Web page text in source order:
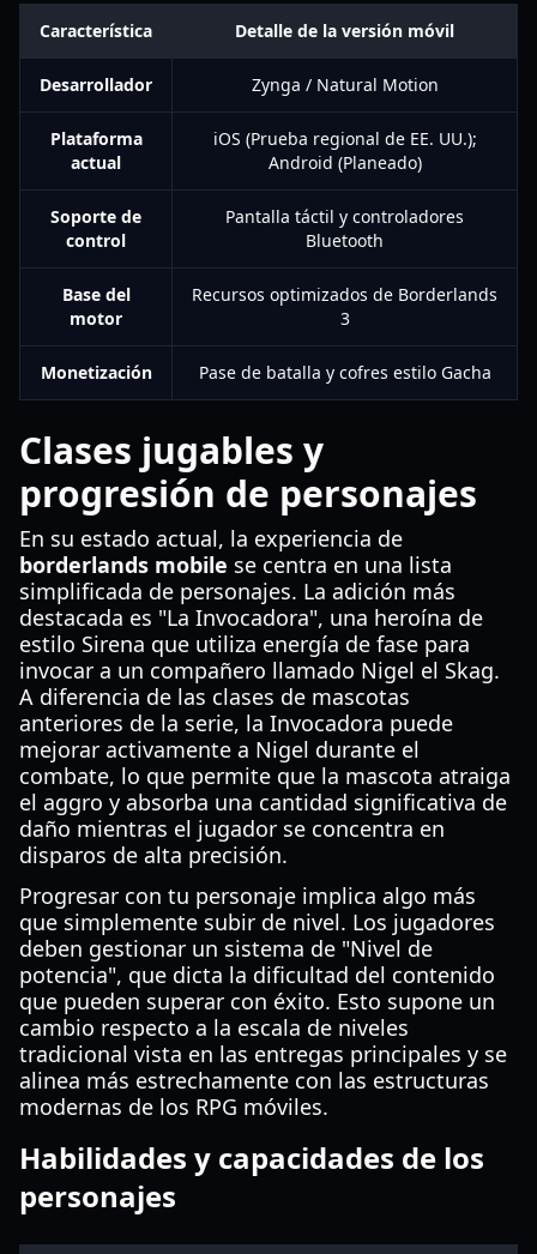
Característica Detalle de la versión móvil
Desarrollador Zynga / Natural Motion
Plataforma
actual
iOS (Prueba regional de EE. UU.);
Android (Planeado)
Soporte de
control
Pantalla táctil y controladores
Bluetooth
Base del
motor
Recursos optimizados de Borderlands
3
Monetización Pase de batalla y cofres estilo Gacha
Clases jugables y
progresión de personajes
En su estado actual, la experiencia de
borderlands mobile se centra en una lista
simplificada de personajes. La adición más
destacada es "La Invocadora", una heroína de
estilo Sirena que utiliza energía de fase para
invocar a un compañero llamado Nigel el Skag.
A diferencia de las clases de mascotas
anteriores de la serie, la Invocadora puede
mejorar activamente a Nigel durante el
combate, lo que permite que la mascota atraiga
el aggro y absorba una cantidad significativa de
daño mientras el jugador se concentra en
disparos de alta precisión.
Progresar con tu personaje implica algo más
que simplemente subir de nivel. Los jugadores
deben gestionar un sistema de "Nivel de
potencia", que dicta la dificultad del contenido
que pueden superar con éxito. Esto supone un
cambio respecto a la escala de niveles
tradicional vista en las entregas principales y se
alinea más estrechamente con las estructuras
modernas de los RPG móviles.
Habilidades y capacidades de los
personajes